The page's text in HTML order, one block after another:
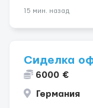
15 мин. назад
Сиделка
6000 €
Германия